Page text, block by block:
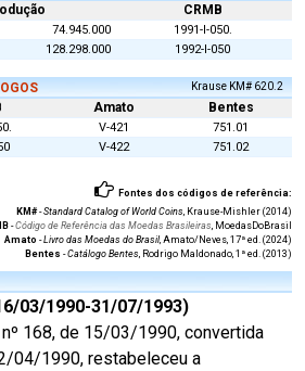
CRMB
74.945.000
1991-I-050.
128.298.000 1992-I-050
Krause KM# 620.2
Amato Bentes
V-421
751.01
V-422 751.02
Fontes dos códigos de referência:
KM#-Standard Catalog of World Coins, Krause-Mishler (2014)
-Código de Referência das Moedas Brasileiras, MoedasDoBrasil
Amato -Livro das Moedas do Brasil, Amato/Neves, 17ª ed. (2024)
Bentes -Catálogo Bentes, Rodrigo Maldonado, 1ª ed. (2013)
03/1990-31/07/1993)
168, de 15/03/1990, convertida
04/1990, restabeleceu a